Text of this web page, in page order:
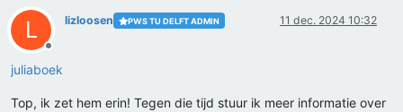
L
Offline
lizloosen PWS TU DELFT ADMIN 11 dec. 2024 10:32
juliaboek
Top, ik zet hem erin! Tegen die tijd stuur ik meer informatie over